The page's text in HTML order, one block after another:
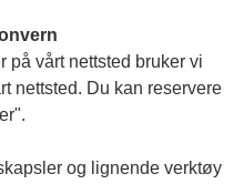
som kommunikasjonsrådgiver og
på vårt nettsted bruker vi
nettsted. Du kan reservere
og lignende verktøy